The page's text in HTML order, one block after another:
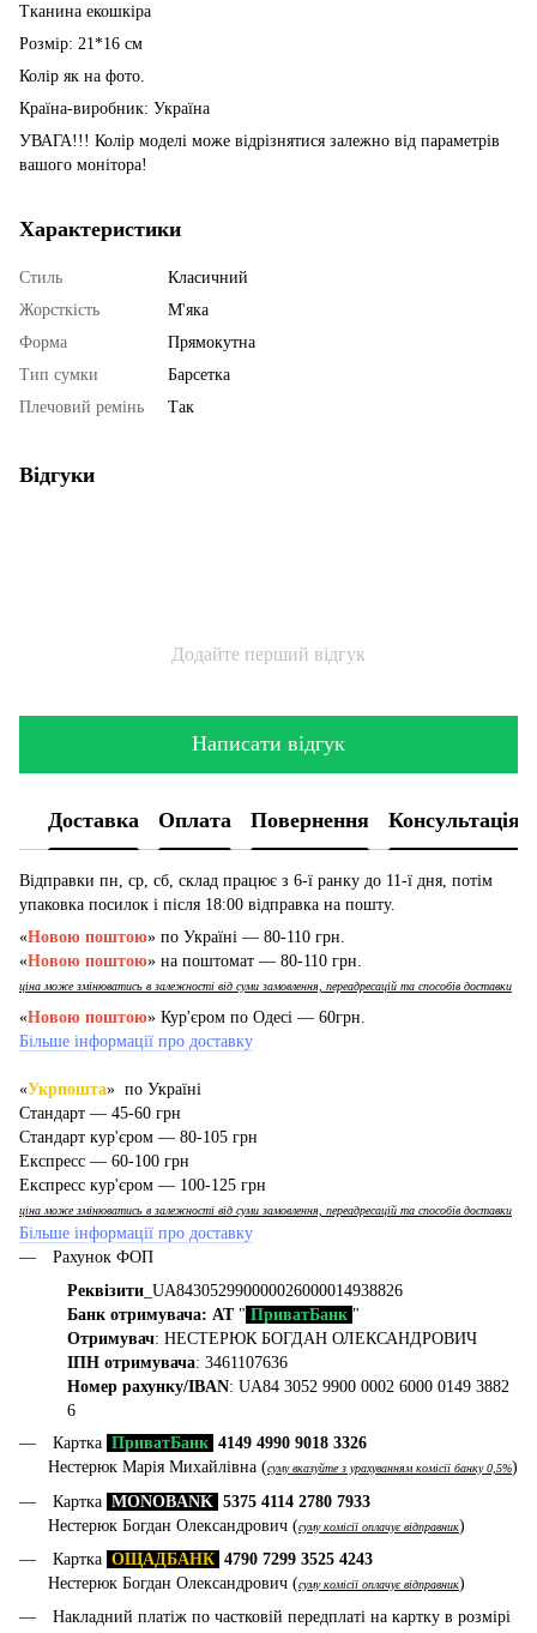
Тканина екошкіра
Розмір: 21*16 см
Колір як на фото.
Країна-виробник: Україна
УВАГА!!! Колір моделі може відрізнятися залежно від параметрів
вашого монітора!
Характеристики
Стиль
Класичний
Жорсткість
М'яка
Форма
Прямокутна
Тип сумки
Барсетка
Плечовий ремінь
Так
Відгуки
Додайте перший відгук
Написати відгук
Доставка Оплата Повернення Консультація
Відправки пн, ср, сб, склад працює з 6-ї ранку до 11-ї дня, потім
упаковка посилок і після 18:00 відправка на пошту.
«Новою поштою» по Україні — 80-110 грн.
«Новою поштою» на поштомат — 80-110 грн.
ціна може змінюватись в залежності від суми замовлення, переадресацій та способів доставки
«Новою поштою» Кур'єром по Одесі — 60грн.
Більше інформації про доставку
«Укрпошта» по Україні
Стандарт — 45-60 грн
Стандарт кур'єром — 80-105 грн
Експресс — 60-100 грн
Експресс кур'єром — 100-125 грн
ціна може змінюватись в залежності від суми замовлення, переадресацій та способів доставки
Більше інформації про доставку
Рахунок ФОП
Реквізити _UA843052990000026000014938826
Банк отримувача: АТ" ПриватБанк "
Отримувач: НЕСТЕРЮК БОГДАН ОЛЕКСАНДРОВИЧ
ІПН отримувача: 3461107636
Номер рахунку/IBAN: UA84 3052 9900 0002 6000 0149 3882
6
Картка ПриватБанк 4149 4990 9018 3326
Нестерюк Марія Михайлівна (суму вказуйте з урахуванням комісії банку 0,5%)
Картка MONOBANK 5375 4114 2780 7933
Нестерюк Богдан Олександрович (суму комісії оплачує відправник)
Картка ОЩАДБАНК 4790 7299 3525 4243
Нестерюк Богдан Олександрович (суму комісії оплачує відправник)
Накладний платіж по частковій передплаті на картку в розмірі